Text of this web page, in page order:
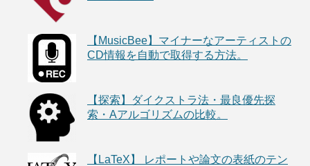
【MusicBee】マイナーなアーティストの
CD情報を自動で取得する方法。
【探索】ダイクストラ法・最良優先探
索・Aアルゴリズムの比較。
【LaTeX】 レポートや論文の表紙のテン